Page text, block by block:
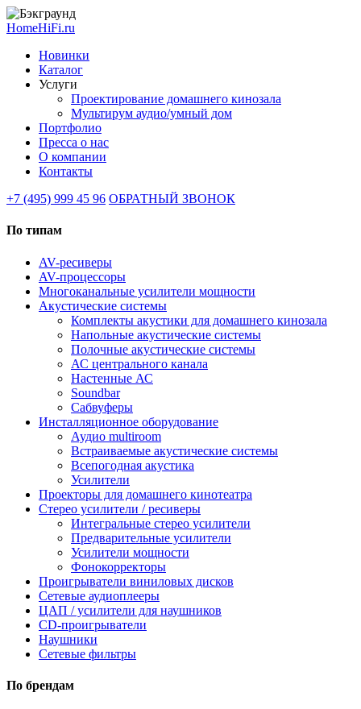
HomeHiFi.ru
Новинки
Каталог
Услуги
Проектирование домашнего кинозала
Мультирум аудио/умный дом
Портфолио
Пресса о нас
О компании
Контакты
+7 (495) 999 45 96 ОБРАТНЫЙ ЗВОНОК
По типам
AV-ресиверы
AV-процессоры
Многоканальные усилители мощности
Акустические системы
Комплекты акустики для домашнего кинозала
Напольные акустические системы
Полочные акустические системы
АС центрального канала
Настенные АС
Soundbar
Сабвуферы
Инсталляционное оборудование
Аудио multiroom
Встраиваемые акустические системы
Всепогодная акустика
Усилители
Проекторы для домашнего кинотеатра
Стерео усилители / ресиверы
Интегральные стерео усилители
Предварительные усилители
Усилители мощности
Фонокорректоры
Проигрыватели виниловых дисков
Сетевые аудиоплееры
ЦАП / усилители для наушников
CD-проигрыватели
Наушники
Сетевые фильтры
По брендам